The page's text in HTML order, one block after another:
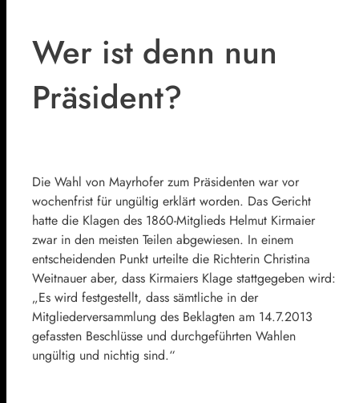
Wer ist denn nun
Präsident?
Die Wahl von Mayrhofer zum Präsidenten war vor
wochenfrist für ungültig erklärt worden. Das Gericht
hatte die Klagen des 1860-Mitglieds Helmut Kirmaier
zwar in den meisten Teilen abgewiesen. In einem
entscheidenden Punkt urteilte die Richterin Christina
Weitnauer aber, dass Kirmaiers Klage stattgegeben wird:
„Es wird festgestellt, dass sämtliche in der
Mitgliederversammlung des Beklagten am 14.7.2013
gefassten Beschlüsse und durchgeführten Wahlen
ungültig und nichtig sind.“